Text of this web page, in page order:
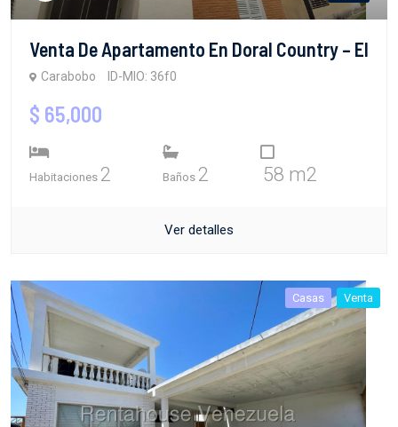
Venta De Apartamento En Doral Country – El
Carabobo ID-MIO: 36f0
$ 65,000
Habitaciones 2 Baños 2 58 m2
Ver detalles
Casas Venta